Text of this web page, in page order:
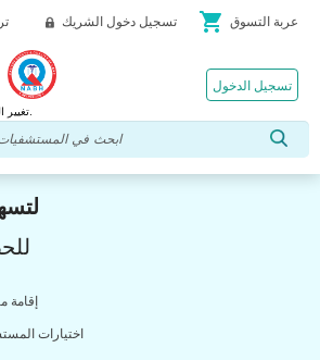
تسجيل دخول الشريك shopping_cart عربة التسوق
تغيير اللغة من أعلى.
تسجيل الدخول
إقامة
اختيارات